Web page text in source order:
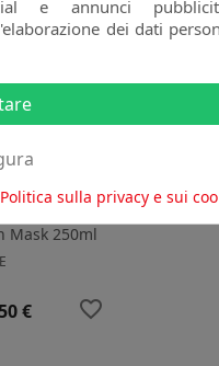
Mask 250ml
€ favorite_border
e annunci
dei dati
Politica sulla privacy e sui